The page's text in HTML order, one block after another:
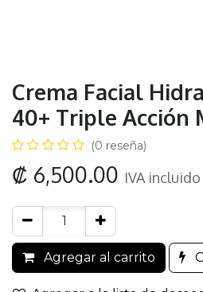
Crema Facial
40+ Triple Acción
(0 reseña)
₡ 6,500.00 IVA incluido
Agregar al carrito